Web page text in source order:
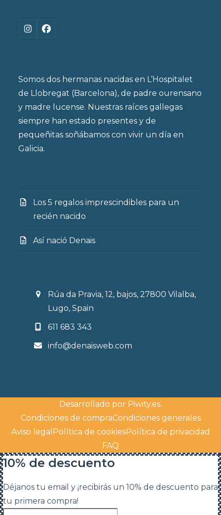
Instagram
Facebook
Somos dos hermanas nacidas en L’Hospitalet
de Llobregat (Barcelona), de padre ourensano
y madre lucense. Nuestras raíces gallegas
siempre han estado presentes y de
pequeñitas soñábamos con vivir un día en
Galicia.
Los 5 regalos imprescindibles para un
recién nacido
Así nació Denais
Rúa da Pravia, 12, bajos, 27800 Vilalba,
Lugo, Spain
611 683 343
info@denaisweb.com
Desarrollado por Piwity.es.
Condiciones de compraCondiciones generales
Aviso legal Política de cookiesPolítica de privacidad
FAQ
10% de descuento
Déjanos tu email y ¡recibirás un 10% de descuento para
tu primera compra!